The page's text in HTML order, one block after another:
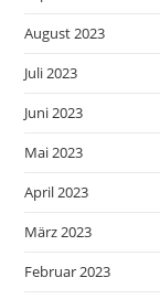
August 2023
Juli 2023
Juni 2023
Mai 2023
April 2023
März 2023
Februar 2023